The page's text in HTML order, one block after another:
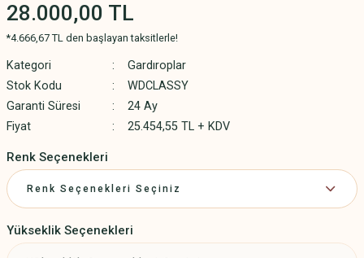
28.000,00 TL
*4.666,67 TL den başlayan taksitlerle!
Kategori
Gardıroplar
Stok Kodu
WDCLASSY
Garanti Süresi
24 Ay
Fiyat
25.454,55 TL + KDV
Renk Seçenekleri
Yükseklik Seçenekleri